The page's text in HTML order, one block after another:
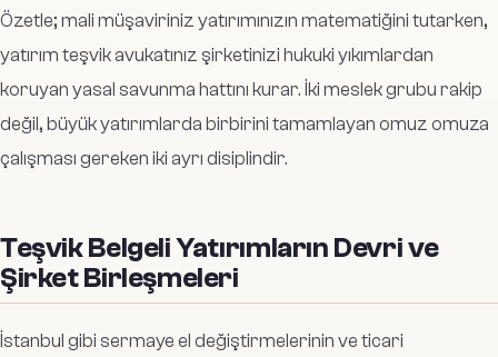
Özetle; mali müşaviriniz yatırımınızın matematiğini tutarken,
yatırım teşvik avukatınız şirketinizi hukuki yıkımlardan
koruyan yasal savunma hattını kurar. İki meslek grubu rakip
değil, büyük yatırımlarda birbirini tamamlayan omuz omuza
çalışması gereken iki ayrı disiplindir.
Teşvik Belgeli Yatırımların Devri ve
Şirket Birleşmeleri
İstanbul gibi sermaye el değiştirmelerinin ve ticari